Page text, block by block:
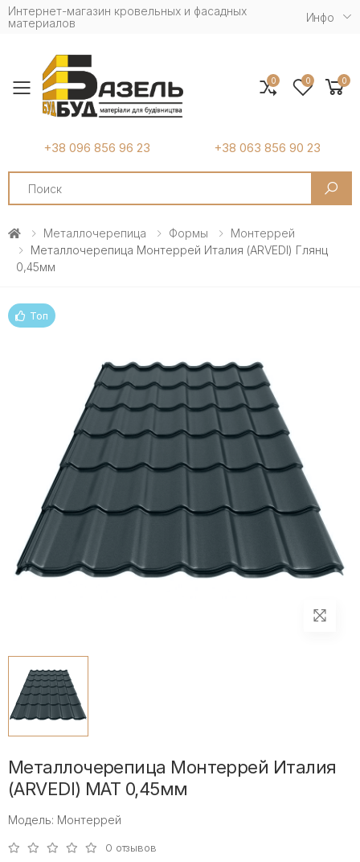
Интернет-магазин кровельных и фасадных
материалов
Инфо
Toggle mobile menu
+38 096 856 96 23 +38 063 856 90 23
Search
0 0 0
Металлочерепица Формы
Монтеррей
Металлочерепица Монтеррей Италия (ARVEDI) Глянц
0,45мм
Топ
Металлочерепица Монтеррей Италия
(ARVEDI) МАТ 0,45мм
Модель: Монтеррей
0 отзывов